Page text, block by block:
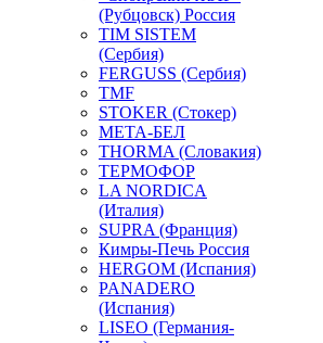
(Рубцовск) Россия
TIM SISTEM
(Сербия)
FERGUSS (Сербия)
TMF
STOKER (Стокер)
МЕТА-БЕЛ
THORMA (Словакия)
ТЕРМОФОР
LA NORDICA
(Италия)
SUPRA (Франция)
Кимры-Печь Россия
HERGOM (Испания)
PANADERO
(Испания)
LISEO (Германия-